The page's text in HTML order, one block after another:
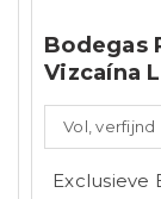
Bodegas
Vizcaína
Vol, verfijnd
Exclusieve